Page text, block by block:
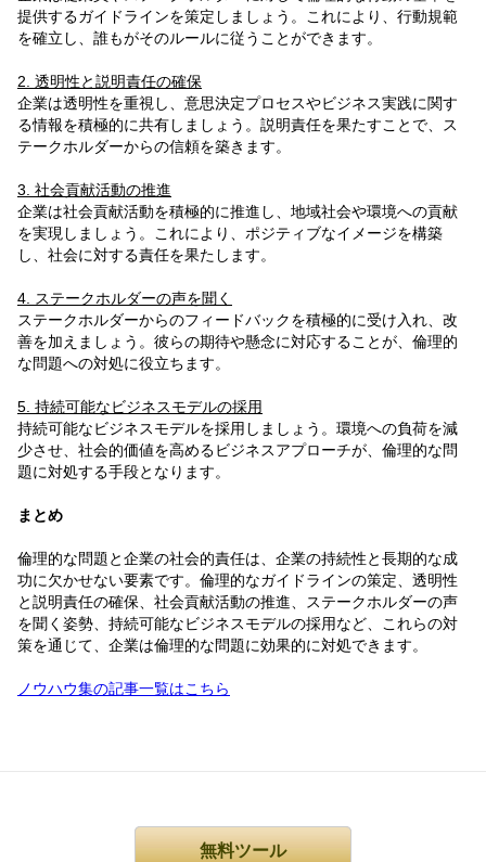
提供するガイドラインを策定しましょう。これにより、行動規範
を確立し、誰もがそのルールに従うことができます。
2. 透明性と説明責任の確保
企業は透明性を重視し、意思決定プロセスやビジネス実践に関す
る情報を積極的に共有しましょう。説明責任を果たすことで、ス
テークホルダーからの信頼を築きます。
3. 社会貢献活動の推進
企業は社会貢献活動を積極的に推進し、地域社会や環境への貢献
を実現しましょう。これにより、ポジティブなイメージを構築
し、社会に対する責任を果たします。
4. ステークホルダーの声を聞く
ステークホルダーからのフィードバックを積極的に受け入れ、改
善を加えましょう。彼らの期待や懸念に対応することが、倫理的
な問題への対処に役立ちます。
5. 持続可能なビジネスモデルの採用
持続可能なビジネスモデルを採用しましょう。環境への負荷を減
少させ、社会的価値を高めるビジネスアプローチが、倫理的な問
題に対処する手段となります。
まとめ
倫理的な問題と企業の社会的責任は、企業の持続性と長期的な成
功に欠かせない要素です。倫理的なガイドラインの策定、透明性
と説明責任の確保、社会貢献活動の推進、ステークホルダーの声
を聞く姿勢、持続可能なビジネスモデルの採用など、これらの対
策を通じて、企業は倫理的な問題に効果的に対処できます。
ノウハウ集の記事一覧はこちら
無料ツール